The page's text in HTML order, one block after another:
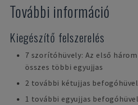
További információ
Kiegészítő felszerelés
7 szorítóhüvely: Az első
összes többi egyujjas
2 további kétujjas
1 további egyujjas